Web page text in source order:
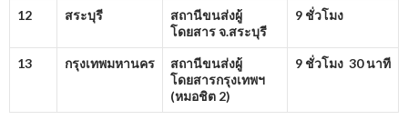
12 สระบุรี
สถานีขนส่งผู้
โดยสาร จ.สระบุรี
9 ชั่วโมง
13 กรุงเทพมหานคร
สถานีขนส่งผู้
โดยสารกรุงเทพฯ
(หมอชิต 2)
9 ชั่วโมง 30 นาที